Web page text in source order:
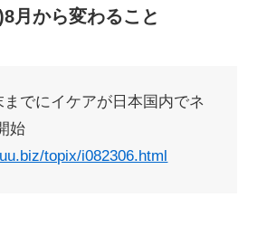
月から変わること
までにイケアが日本国内でネ
始
topix/i082306.html